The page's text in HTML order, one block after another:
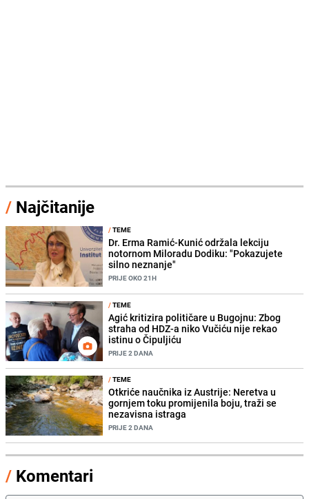
/ Najčitanije
/TEME
Dr. Erma Ramić-Kunić održala lekciju
notornom Miloradu Dodiku: "Pokazujete
silno neznanje"
PRIJE OKO 21H
/TEME
Agić kritizira političare u Bugojnu: Zbog
straha od HDZ-a niko Vučiću nije rekao
istinu o Čipuljiću
PRIJE 2 DANA
/TEME
Otkriće naučnika iz Austrije: Neretva u
gornjem toku promijenila boju, traži se
nezavisna istraga
PRIJE 2 DANA
/ Komentari